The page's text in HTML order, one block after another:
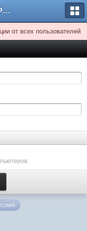
Кейсистемс - Форумы
от всех пользователей